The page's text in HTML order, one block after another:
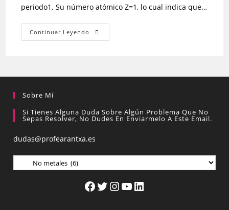
periodo1. Su número atómico Z=1, lo cual indica que…
Continuar Leyendo
Sobre Mí
Si Tienes Alguna Duda Sobre Algún Problema Que No
Sepas Resolver, No Dudes En Enviarmelo A Este Email.
dudas@profearantxa.es